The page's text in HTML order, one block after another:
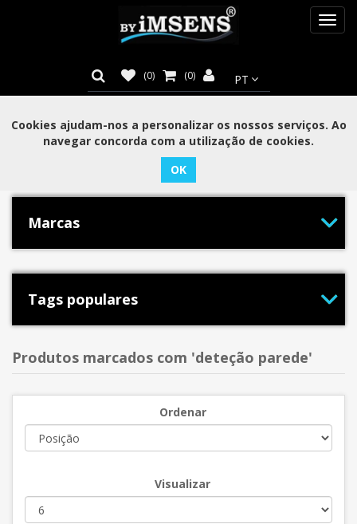
(0) (0)
Categorias
Marcas
Tags populares
Produtos marcados com 'deteção parede'
Ordenar
Visualizar
Cookies ajudam-nos a personalizar os nossos serviços. Ao
navegar concorda com a utilização de cookies.